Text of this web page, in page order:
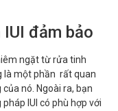
đảm bảo
ngặt từ rửa tinh
là một phần rất quan
nó. Ngoài ra, bạn
IUI có phù hợp với